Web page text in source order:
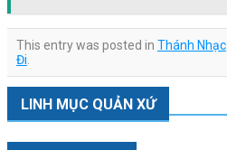
This entry was posted in Thánh Nhạc
Đi
LINH MỤC QUẢN XỨ